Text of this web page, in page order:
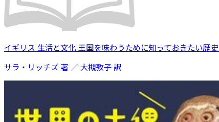
イギリス 生活と文化 王国を味わうために知っておきたい歴
サラ・リッチズ 著 ／ 大槻敦子 訳